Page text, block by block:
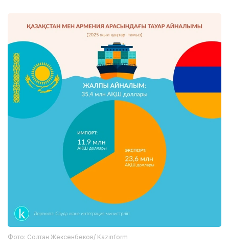
Фото: Солтан Жексенбеков/ Kazinform